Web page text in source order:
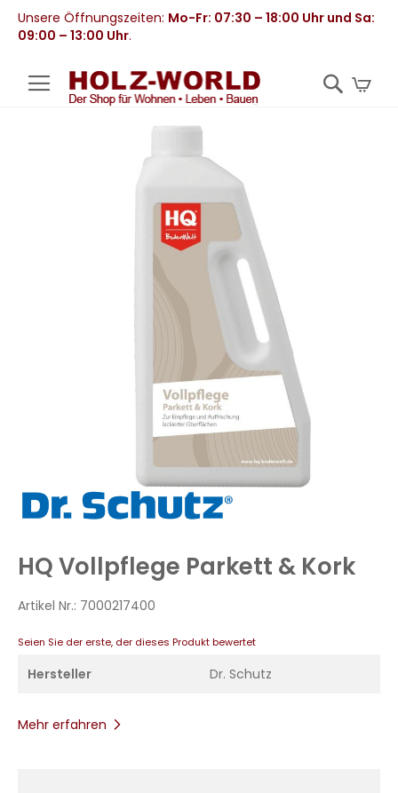
Unsere Öffnungszeiten: Mo-Fr: 07:30 – 18:00 Uhr und Sa:
09:00 – 13:00 Uhr.
Zum
Anfang
springen
HQ Vollpflege Parkett & Kork
Artikel Nr.: 7000217400
Seien Sie der erste, der dieses Produkt bewertet
Hersteller Dr. Schutz
Mehr erfahren